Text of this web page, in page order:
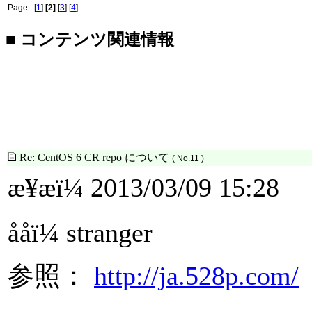
Page: [1] [2] [3] [4]
■ コンテンツ関連情報
Re: CentOS 6 CR repo について ( No.11 )
æ¥æï¼ 2013/03/09 15:28
ååï¼ stranger
参照： http://ja.528p.com/